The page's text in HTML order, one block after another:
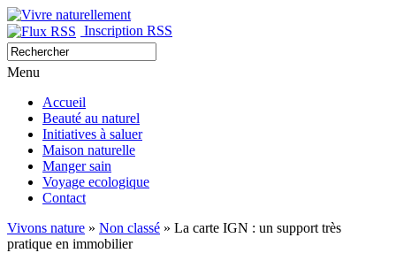
Inscription RSS
Menu
Accueil
Beauté au naturel
Initiatives à saluer
Maison naturelle
Manger sain
Voyage ecologique
Contact
Vivons nature » Non classé » La carte IGN : un support très
pratique en immobilier